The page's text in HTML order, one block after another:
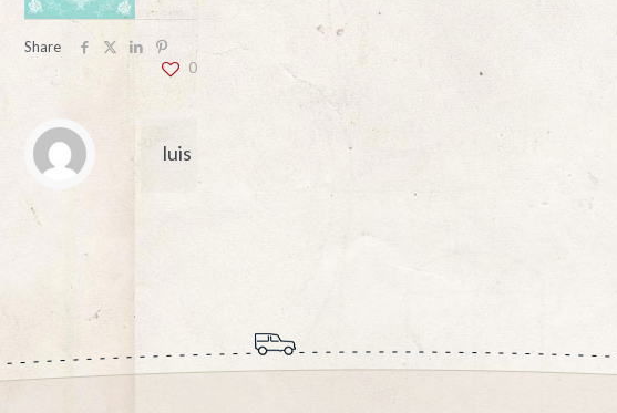
Share
0
luis